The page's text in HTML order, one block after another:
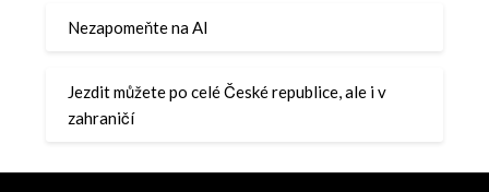
Nezapomeňte na AI
Jezdit můžete po celé České republice, ale i v
zahraničí